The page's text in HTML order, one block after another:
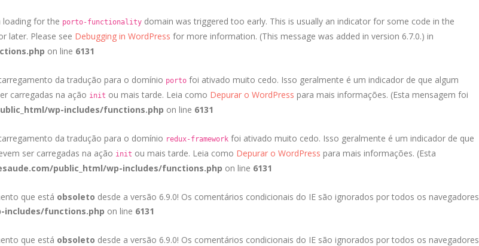
loading for the porto-functionality domain was triggered too early. This is usually an indicator for some code in the
later. Please see Debugging in WordPress for more information. (This message was added in version 6.7.0.) in
on line 6131
da tradução para o domínio porto foi ativado muito cedo. Isso geralmente é um indicador de que algum
carregadas na ação init ou mais tarde. Leia como Depurar o WordPress para mais informações. (Esta mensagem foi
wp-includes/functions.php on line 6131
da tradução para o domínio redux-framework foi ativado muito cedo. Isso geralmente é um indicador de que
ser carregadas na ação init ou mais tarde. Leia como Depurar o WordPress para mais informações. (Esta
public_html/wp-includes/functions.php on line 6131
que está obsoleto desde a versão 6.9.0! Os comentários condicionais do IE são ignorados por todos os navegadores
includes/functions.php on line 6131
que está obsoleto desde a versão 6.9.0! Os comentários condicionais do IE são ignorados por todos os navegadores